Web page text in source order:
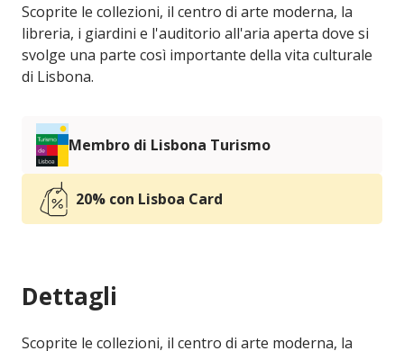
Scoprite le collezioni, il centro di arte moderna, la
libreria, i giardini e l'auditorio all'aria aperta dove si
svolge una parte così importante della vita culturale
di Lisbona.
Membro di Lisbona Turismo
20% con Lisboa Card
Dettagli
Scoprite le collezioni, il centro di arte moderna, la